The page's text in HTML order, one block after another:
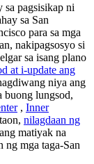
sa pagsisikap ni
sa San
para sa mga
nakipagsosyo si
sa isang plano
at i-update ang
niya ang
buong lungsod,
, Inner
nilagdaan ng
matiyak na
ng mga taga-San